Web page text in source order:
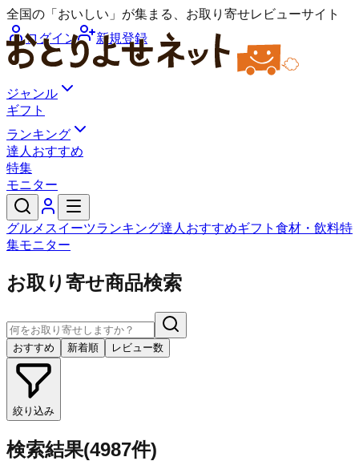
全国の「おいしい」が集まる、お取り寄せレビューサイト
ログイン
新規登録
ジャンル
ギフト
ランキング
達人おすすめ
特集
モニター
グルメ スイーツランキング達人おすすめギフト 食材・飲料特
集モニター
お取り寄せ商品検索
おすすめ 新着順 レビュー数
絞り込み
検索結果(4987件)